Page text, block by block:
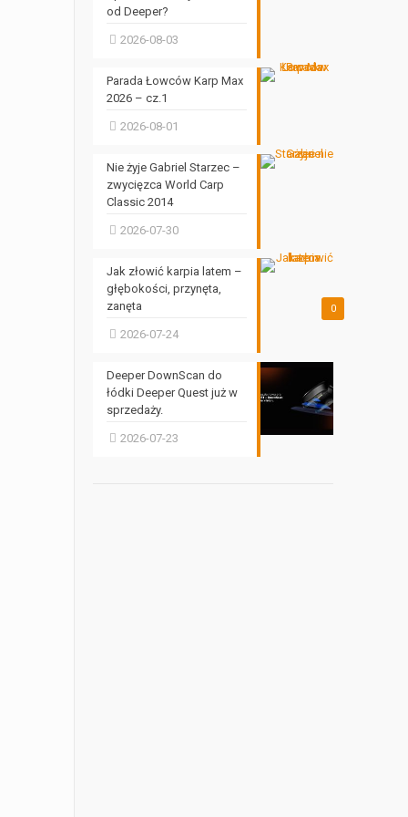
od Deeper?
2026-08-03
Parada Łowców Karp Max
2026 – cz.1
2026-08-01
Nie żyje Gabriel Starzec –
zwycięzca World Carp
Classic 2014
2026-07-30
0
Jak złowić karpia latem –
głębokości, przynęta,
zanęta
2026-07-24
Deeper DownScan do
łódki Deeper Quest już w
sprzedaży.
2026-07-23